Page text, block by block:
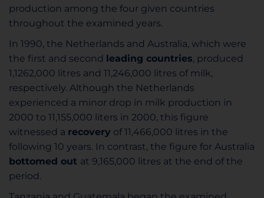
production among the four given countries
throughout the examined years.
In 1990, the Netherlands and Australia, which were
the first and second leading countries, produced
1,1262,000 litres and 11,246,000 litres of milk,
respectively. Although the Netherlands
experienced a minor drop in milk production in
2000 to 11,155,000 liters in 2000, this figure
witnessed a recovery of 11,466,000 litres in the
following 10 years. In contrast, the figure for Australia
bottomed out at 9,165,000 litres at the end of the
period.